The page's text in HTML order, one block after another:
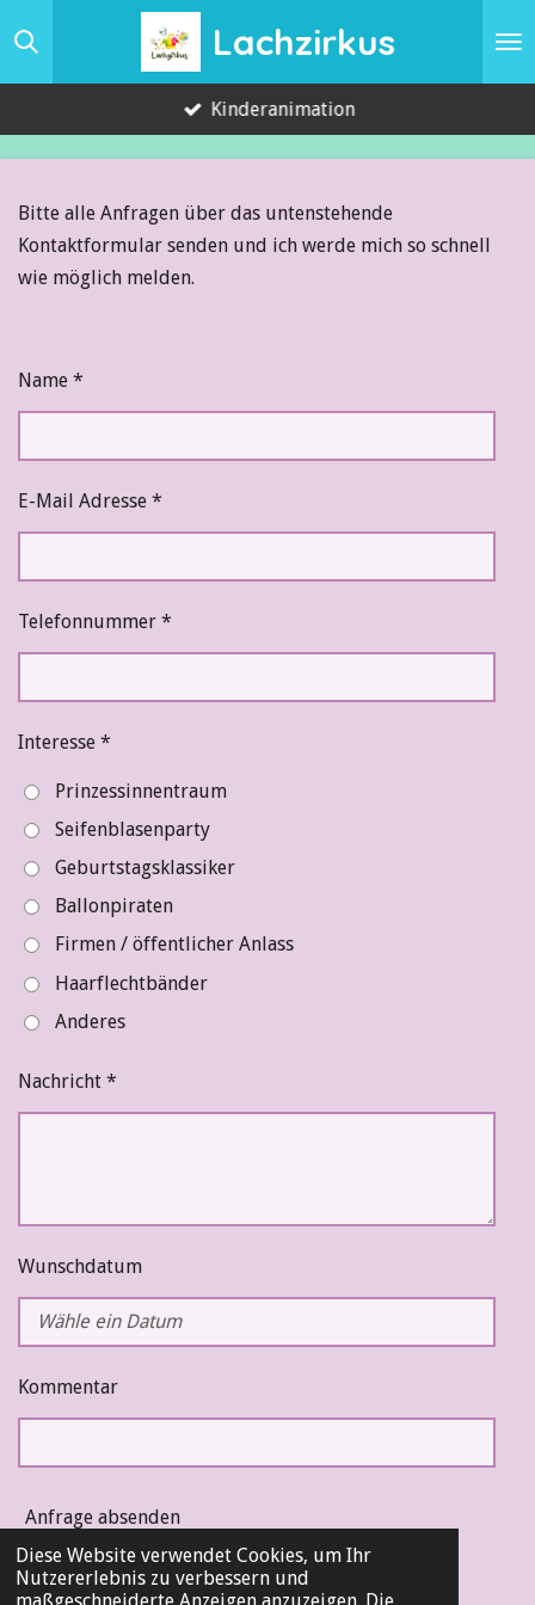
Diese Website verwendet Cookies, um Ihr
Nutzererlebnis zu verbessern und
Zum
Hauptinhalt
Lachzirkus
Kinderanimation
Bitte alle Anfragen über das untenstehende
Kontaktformular senden und ich werde mich so schnell
wie möglich melden.
Name *
E-Mail Adresse *
Telefonnummer *
Interesse *
Prinzessinnentraum
Seifenblasenparty
Geburtstagsklassiker
Ballonpiraten
Firmen / öffentlicher Anlass
Haarflechtbänder
Anderes
Nachricht *
Wunschdatum
Kommentar
Anfrage absenden